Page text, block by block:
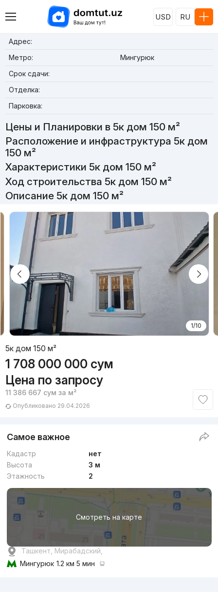
USD RU
Адрес:
Метро:
Мингурюк
Срок сдачи:
Отделка:
Парковка:
Цены и Планировки в 5к дом 150 м²
Расположение и инфраструктура 5к дом
150 м²
Характеристики 5к дом 150 м²
Ход строительства 5к дом 150 м²
Описание 5к дом 150 м²
1/10
5к дом 150 м²
1 708 000 000 сум
Цена по запросу
11 386 667 сум за м²
Опубликовано 29.04.2026
Самое важное
Кадастр
нет
Высота
3 м
Этажность
2
Смотреть на карте
Ташкент, Мирабадский,
Мингурюк 1.2 км 5 мин